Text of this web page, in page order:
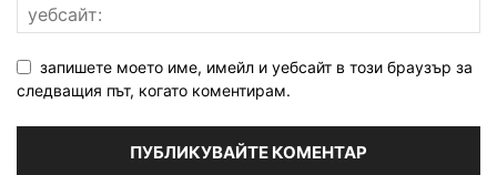
запишете моето име, имейл и уебсайт в този браузър за
следващия път, когато коментирам.